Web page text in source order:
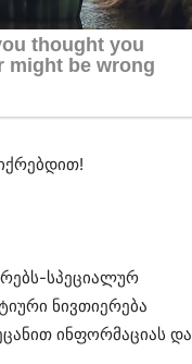
სპეციალურ
ნივთიერება
ინფორმაციას და